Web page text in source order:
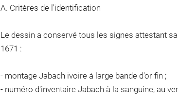
A. Critères de l'identification
Le dessin a conservé tous les signes attestant
1671 :
- montage Jabach ivoire à large bande d'or fin ;
- numéro d'inventaire Jabach à la sanguine, au